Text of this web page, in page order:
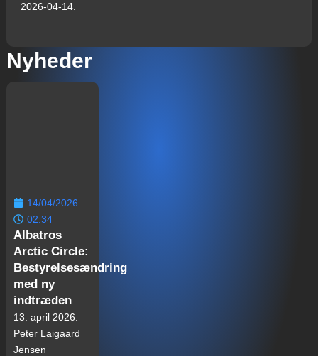
2026-04-14.
Nyheder
14/04/2026
02:34
Albatros
Arctic Circle:
Bestyrelsesændring
med ny
indtræden
13. april 2026:
Peter Laigaard
Jensen